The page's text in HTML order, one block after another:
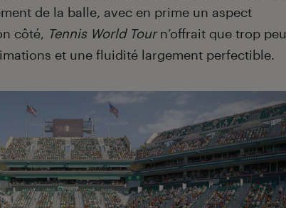
de la balle, avec en prime un aspect
côté, Tennis World Tourn’offrait que trop peu
et une fluidité largement perfectible.